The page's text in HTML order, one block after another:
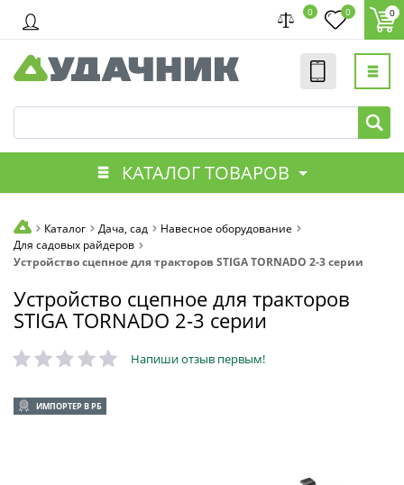
0 0 0
КАТАЛОГ ТОВАРОВ
Каталог Дача, сад
Навесное оборудование
Для садовых райдеров
Устройство сцепное для тракторов STIGA TORNADO 2-3 серии
Устройство сцепное для тракторов
STIGA TORNADO 2-3 серии
Напиши отзыв первым!
ИМПОРТЕР В РБ